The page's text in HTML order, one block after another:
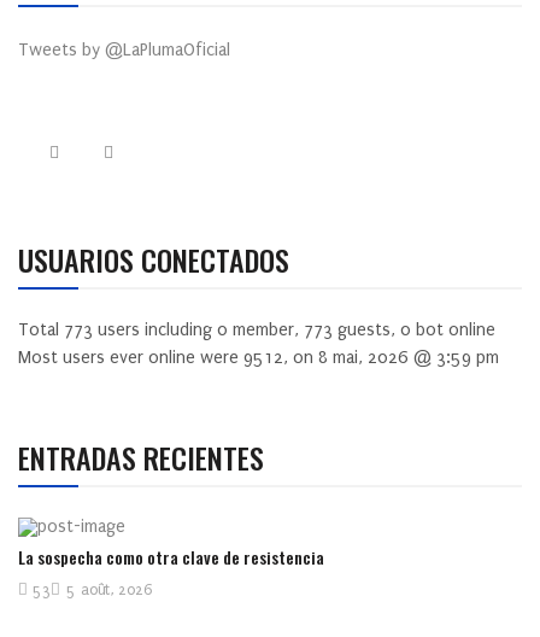
Tweets by @LaPlumaOficial
USUARIOS CONECTADOS
Total 773 users including 0 member, 773 guests, 0 bot online
Most users ever online were 9512, on 8 mai, 2026 @ 3:59 pm
ENTRADAS RECIENTES
La sospecha como otra clave de resistencia
5 août, 2026
53